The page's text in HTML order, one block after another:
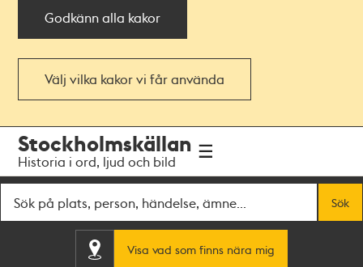
Godkänn alla kakor
Välj vilka kakor vi får använda
navigationen
huvudinnehållet
Stockholmskällan
Historia i ord, ljud och bild
Sök
Visa vad som finns nära mig